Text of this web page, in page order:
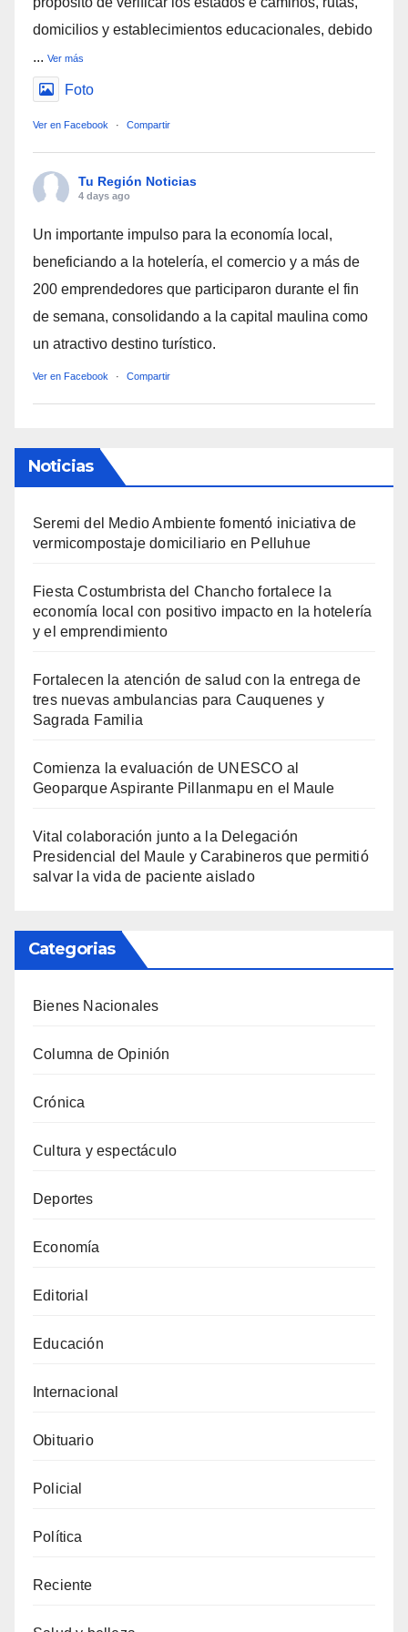
domicilios y establecimientos educacionales, debido
... Ver más
Foto
Ver en Facebook · Compartir
Tu Región Noticias
4 days ago
Un importante impulso para la economía local,
beneficiando a la hotelería, el comercio y a más de
200 emprendedores que participaron durante el fin
de semana, consolidando a la capital maulina como
un atractivo destino turístico.
Ver en Facebook · Compartir
Noticias
Seremi del Medio Ambiente fomentó iniciativa de
vermicompostaje domiciliario en Pelluhue
Fiesta Costumbrista del Chancho fortalece la
economía local con positivo impacto en la hotelería
y el emprendimiento
Fortalecen la atención de salud con la entrega de
tres nuevas ambulancias para Cauquenes y
Sagrada Familia
Comienza la evaluación de UNESCO al
Geoparque Aspirante Pillanmapu en el Maule
Vital colaboración junto a la Delegación
Presidencial del Maule y Carabineros que permitió
salvar la vida de paciente aislado
Categorias
Bienes Nacionales
Columna de Opinión
Crónica
Cultura y espectáculo
Deportes
Economía
Editorial
Educación
Internacional
Obituario
Policial
Política
Reciente